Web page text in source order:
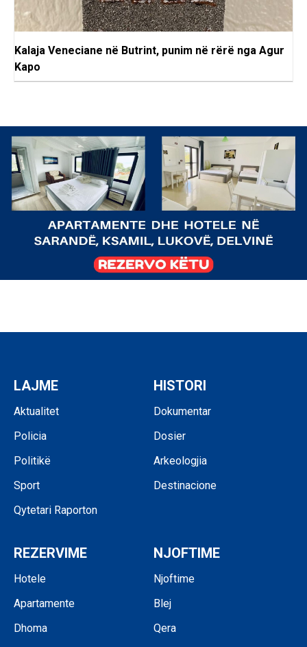
Kalaja Veneciane në Butrint, punim në rërë nga Agur
Kapo
LAJME
Aktualitet
Policia
Politikë
Sport
Qytetari Raporton
HISTORI
Dokumentar
Dosier
Arkeologjia
Destinacione
REZERVIME
Hotele
Apartamente
Dhoma
NJOFTIME
Njoftime
Blej
Qera